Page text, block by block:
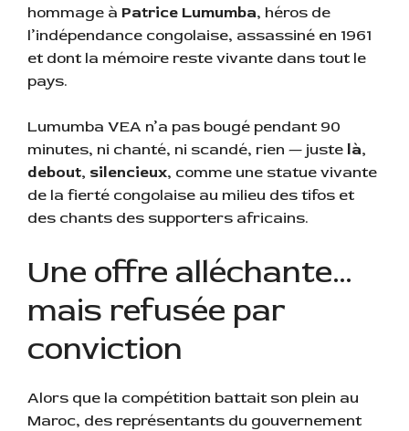
hommage à Patrice Lumumba, héros de
l’indépendance congolaise, assassiné en 1961
et dont la mémoire reste vivante dans tout le
pays.
Lumumba VEA n’a pas bougé pendant 90
minutes, ni chanté, ni scandé, rien — juste là,
debout, silencieux, comme une statue vivante
de la fierté congolaise au milieu des tifos et
des chants des supporters africains.
Une offre alléchante…
mais refusée par
conviction
Alors que la compétition battait son plein au
Maroc, des représentants du gouvernement